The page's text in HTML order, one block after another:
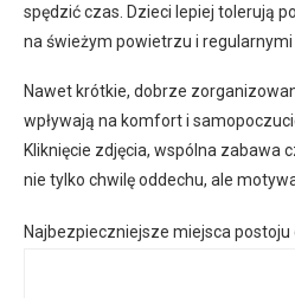
spędzić czas. Dzieci lepiej tolerują
na świeżym powietrzu i regularnymi
Nawet krótkie, dobrze
wpływają na komfort i
Kliknięcie zdjęcia, wspólna zabawa
nie tylko chwilę oddechu, ale
Najbezpieczniejsze miejsca